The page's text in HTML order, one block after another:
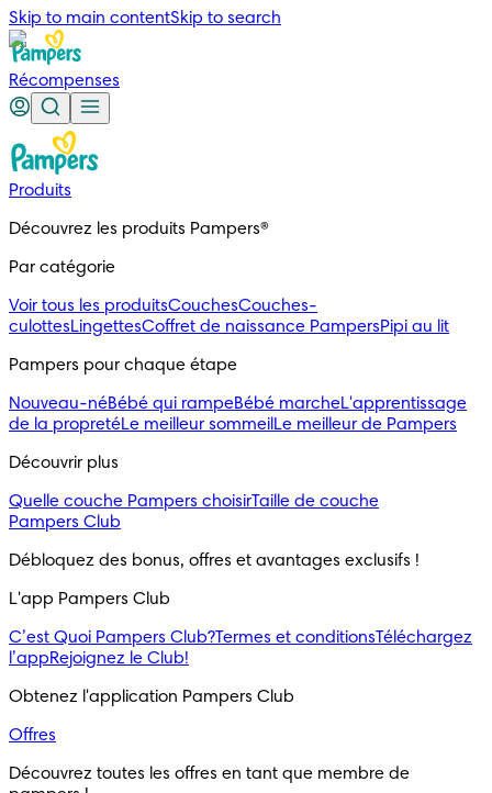
Skip to main contentSkip to search
Récompenses
Produits
Découvrez les produits Pampers®
Par catégorie
Voir tous les produitsCouchesCouches-
culottesLingettesCoffret de naissance PampersPipi au lit
Pampers pour chaque étape
Nouveau-néBébé qui rampeBébé marcheL'apprentissage
de la propretéLe meilleur sommeil Le meilleur de Pampers
Découvrir plus
Quelle couche Pampers choisirTaille de couche
Pampers Club
Débloquez des bonus, offres et avantages exclusifs !
L'app Pampers Club
C’est Quoi Pampers Club?Termes et conditionsTéléchargez
l’appRejoignez le Club!
Obtenez l'application Pampers Club
Offres
Découvrez toutes les offres en tant que membre de